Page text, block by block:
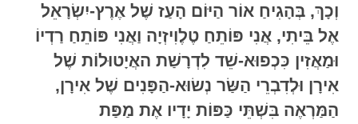
וְכָךְ, בְּהָגִיחַ אוֹר הַיּוֹם הָעַז שֶׁל אֶרֶץ-יִשְׂרָאֵל
אֶל בֵּיתִי, אֲנִי פּוֹתֵחַ טֶלֶוִיזְיָה וַאֲנִי פּוֹתֵחַ רַדְיוֹ
וּמַאֲזִין כִּכְפוּא-שֵׁד לִדְרָשַׁת האֲיָטוּלוֹת שֶׁל
אִירָן וּלְדִבְרֵי הַשַּׂר נְשׂוּא-הַפָּנִים שֶׁל אִירָן,
הַמַּרְאֶה בִּשְׁתֵּי כַּפּוֹת יָדָיו אֶת מַפַּת